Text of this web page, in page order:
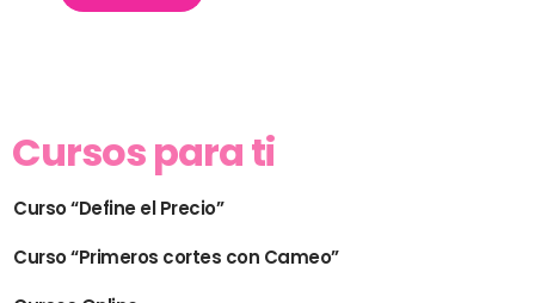
Cursos para ti
Curso “Define el Precio”
Curso “Primeros cortes con Cameo”